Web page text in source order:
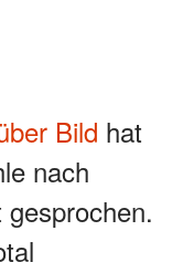
Bild hat
nach